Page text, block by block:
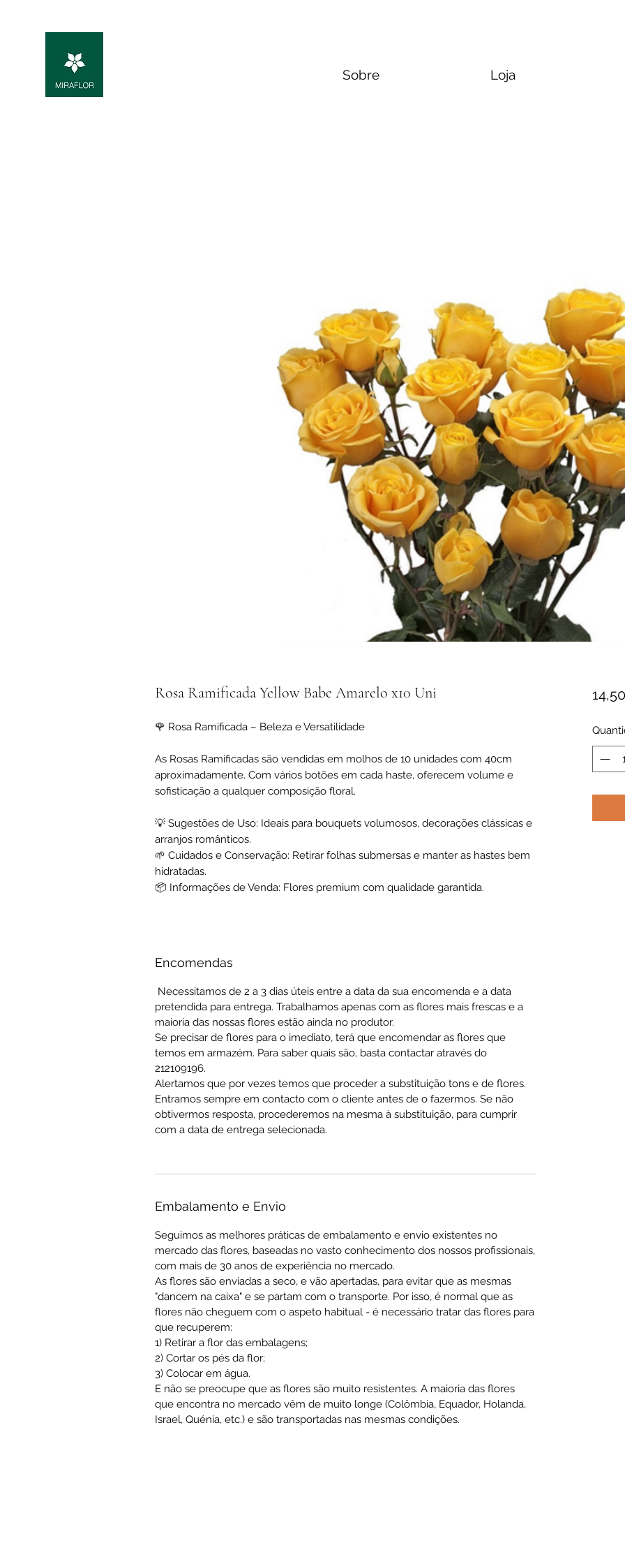
Sobre Loja
Rosa Ramificada Yellow Babe Amarelo x10 Uni
🌹 Rosa Ramificada – Beleza e Versatilidade
As Rosas Ramificadas são vendidas em molhos de 10 unidades com 40cm
aproximadamente. Com vários botões em cada haste, oferecem volume e
sofisticação a qualquer composição floral.
💡 Sugestões de Uso: Ideais para bouquets volumosos, decorações clássicas e
arranjos românticos.
🌱 Cuidados e Conservação: Retirar folhas submersas e manter as hastes bem
hidratadas.
📦 Informações de Venda: Flores premium com qualidade garantida.
Encomendas
Necessitamos de 2 a 3 dias úteis entre a data da sua encomenda e a data
pretendida para entrega. Trabalhamos apenas com as flores mais frescas e a
maioria das nossas flores estão ainda no produtor.
Se precisar de flores para o imediato, terá que encomendar as flores que
temos em armazém. Para saber quais são, basta contactar através do
212109196.
Alertamos que por vezes temos que proceder a substituição tons e de flores.
Entramos sempre em contacto com o cliente antes de o fazermos. Se não
obtivermos resposta, procederemos na mesma à substituição, para cumprir
com a data de entrega selecionada.
Embalamento e Envio
Seguimos as melhores práticas de embalamento e envio existentes no
mercado das flores, baseadas no vasto conhecimento dos nossos profissionais,
com mais de 30 anos de experiência no mercado.
As flores são enviadas a seco, e vão apertadas, para evitar que as mesmas
"dancem na caixa" e se partam com o transporte. Por isso, é normal que as
flores não cheguem com o aspeto habitual - é necessário tratar das flores para
que recuperem:
1) Retirar a flor das embalagens;
2) Cortar os pés da flor;
3) Colocar em água.
E não se preocupe que as flores são muito resistentes. A maioria das flores
que encontra no mercado vêm de muito longe (Colômbia, Equador, Holanda,
Israel, Quénia, etc.) e são transportadas nas mesmas condições.